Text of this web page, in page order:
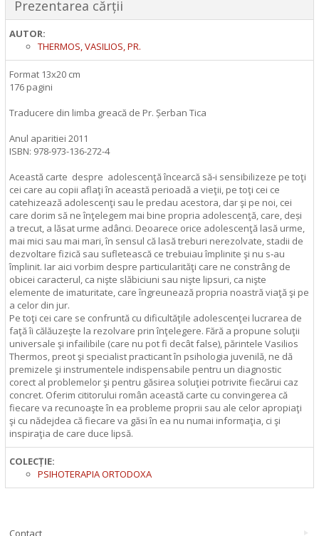
Prezentarea cărții
AUTOR:
THERMOS, VASILIOS, PR.
Format 13x20 cm
176 pagini
Traducere din limba greacă de Pr. Șerban Tica
Anul aparitiei 2011
ISBN: 978-973-136-272-4
Această carte despre adolescenţă încearcă să‑i sensibilizeze pe toţi
cei care au copii aflaţi în această perioadă a vieţii, pe toţi cei ce
catehizează adolescenţi sau le predau acestora, dar şi pe noi, cei
care dorim să ne înţelegem mai bine propria adolescenţă, care, deși
a trecut, a lăsat urme adânci. Deoarece orice adolescenţă lasă urme,
mai mici sau mai mari, în sensul că lasă treburi nerezolvate, stadii de
dezvoltare fizică sau sufletească ce trebuiau împlinite şi nu s‑au
împlinit. Iar aici vorbim despre particularităţi care ne constrâng de
obicei caracterul, ca nişte slăbiciuni sau nişte lipsuri, ca nişte
elemente de imaturitate, care îngreunează propria noastră viaţă şi pe
a celor din jur.
Pe toţi cei care se confruntă cu dificultăţile adolescenţei lucrarea de
faţă îi călăuzeşte la rezolvare prin înţelegere. Fără a propune soluţii
universale şi infailibile (care nu pot fi decât false), părintele Vasilios
Thermos, preot şi specialist practicant în psihologia juvenilă, ne dă
premizele şi instrumentele indispensabile pentru un diagnostic
corect al problemelor şi pentru găsirea soluţiei potrivite fiecărui caz
concret. Oferim cititorului român această carte cu convingerea că
fiecare va recunoaşte în ea probleme proprii sau ale celor apropiaţi
şi cu nădejdea că fiecare va găsi în ea nu numai informaţia, ci şi
inspiraţia de care duce lipsă.
COLECȚIE:
PSIHOTERAPIA ORTODOXA
Contact